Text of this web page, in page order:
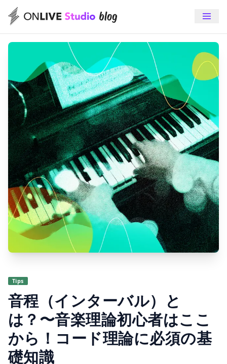
Tips
音程（インターバル）と
は？〜音楽理論初心者はここ
から！コード理論に必須の基
礎知識